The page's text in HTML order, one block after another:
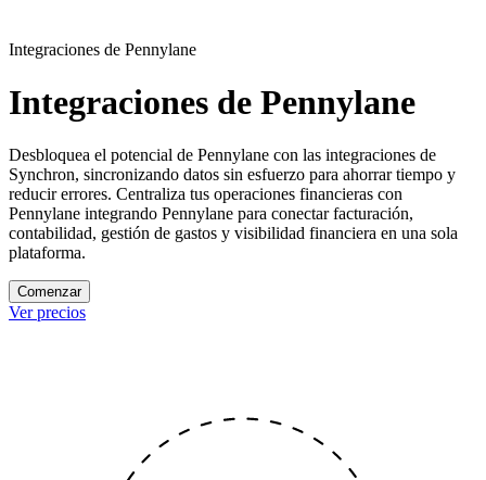
Integraciones de Pennylane
Integraciones de Pennylane
Desbloquea el potencial de Pennylane con las integraciones de
Synchron, sincronizando datos sin esfuerzo para ahorrar tiempo y
reducir errores. Centraliza tus operaciones financieras con
Pennylane integrando Pennylane para conectar facturación,
contabilidad, gestión de gastos y visibilidad financiera en una sola
plataforma.
Comenzar
Ver precios